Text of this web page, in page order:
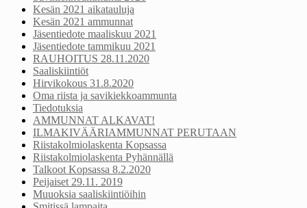
Kesän 2021 aikatauluja
Kesän 2021 ammunnat
Jäsentiedote maaliskuu 2021
Jäsentiedote tammikuu 2021
RAUHOITUS 28.11.2020
Saaliskiintiöt
Hirvikokous 31.8.2020
Oma riista ja savikiekkoammunta
Tiedotuksia
AMMUNNAT ALKAVAT!
ILMAKIVÄÄRIAMMUNNAT PERUTAAN
Riistakolmiolaskenta Kopsassa
Riistakolmiolaskenta Pyhännällä
Talkoot Kopsassa 8.2.2020
Peijaiset 29.11. 2019
Muuoksia saaliskiintiöihin